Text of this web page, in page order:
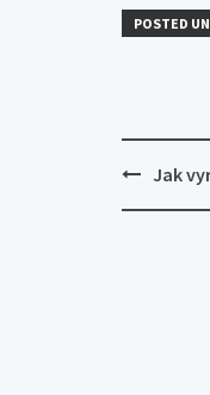
POSTED
Post
Jak